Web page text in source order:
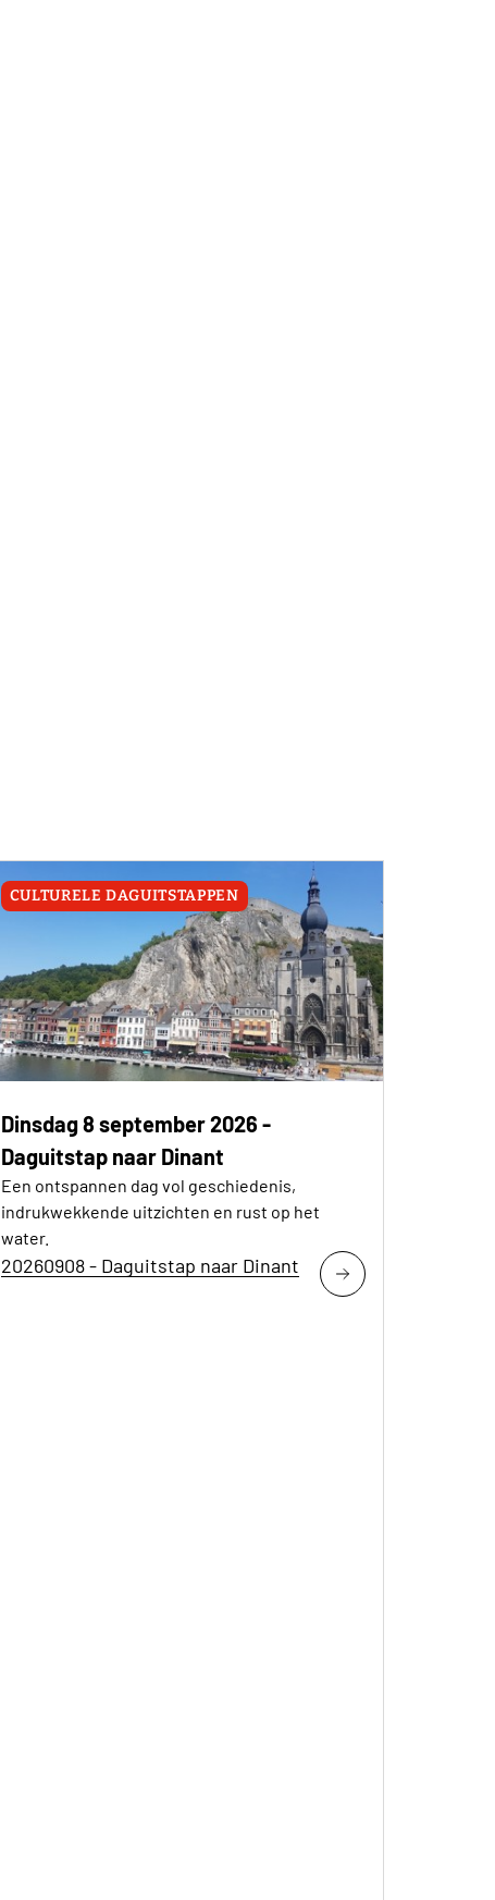
CULTURELE DAGUITSTAPPEN
Dinsdag 8 september 2026 -
Daguitstap naar Dinant
Een ontspannen dag vol geschiedenis,
indrukwekkende uitzichten en rust op het
water.
20260908 - Daguitstap naar Dinant